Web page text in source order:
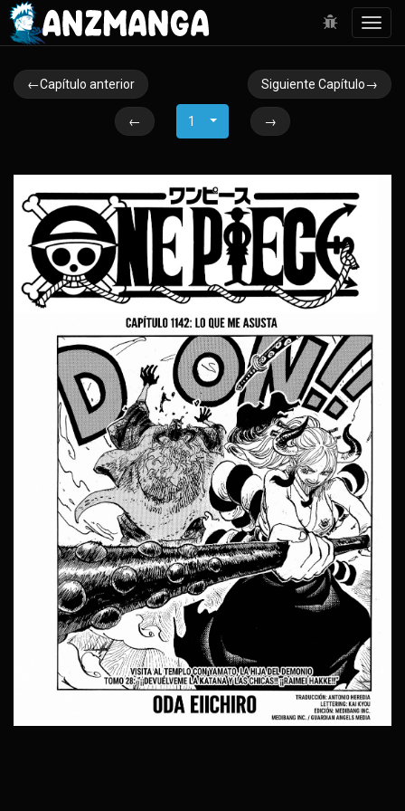
←Capítulo anterior Siguiente Capítulo→
← 1 →